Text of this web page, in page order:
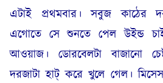
এটাই প্রথমবার। সবুজ কাঠের
এগোতে সে শুনতে পেল উইন্ড
আওয়াজ। ডোরবেলটা বাজানো
দরজাটা হাট্ করে খুলে গেল।